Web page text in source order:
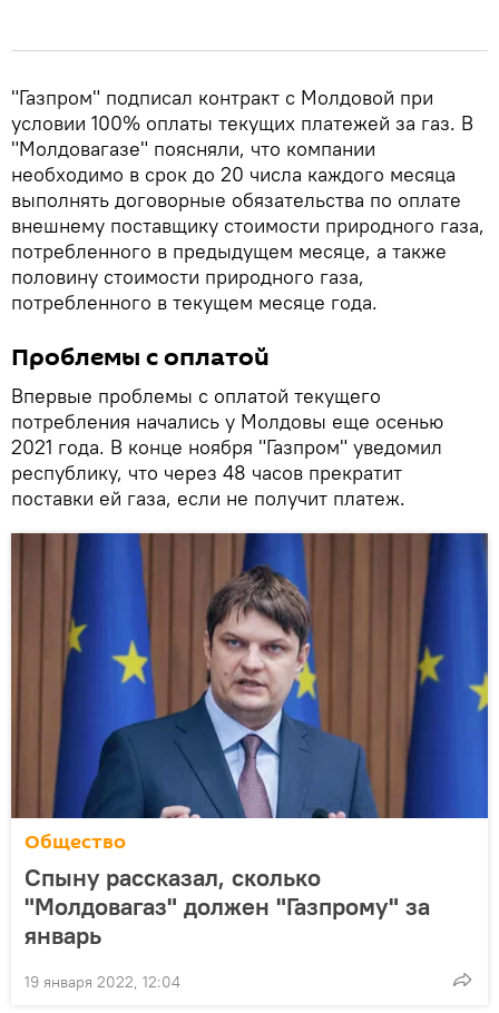
"Газпром" подписал контракт с Молдовой при
условии 100% оплаты текущих платежей за газ. В
"Молдовагазе" поясняли, что компании
необходимо в срок до 20 числа каждого месяца
выполнять договорные обязательства по оплате
внешнему поставщику стоимости природного газа,
потребленного в предыдущем месяце, а также
половину стоимости природного газа,
потребленного в текущем месяце года.
Проблемы с оплатой
Впервые проблемы с оплатой текущего
потребления начались у Молдовы еще осенью
2021 года. В конце ноября "Газпром" уведомил
республику, что через 48 часов прекратит
поставки ей газа, если не получит платеж.
Общество
Спыну рассказал, сколько
"Молдовагаз" должен "Газпрому" за
январь
19 января 2022, 12:04